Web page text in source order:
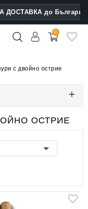
ДОСТАВКА до България
0
с двойно острие
ОСТРИЕ